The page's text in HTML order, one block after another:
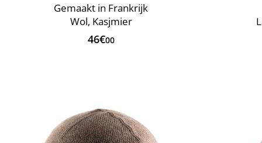
Gemaakt in Frankrijk
Wol, Kasjmier
46€00